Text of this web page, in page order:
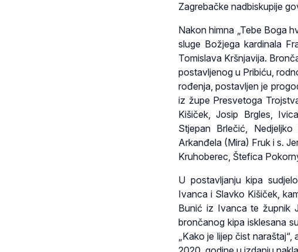
Zagrebačke nadbiskupije
Nakon himna „Tebe Boga
sluge Božjega kardinala
Tomislava Kršnjavija.
postavljenog u Pribiću,
rođenja, postavljen je
iz župe Presvetoga
Kišiček, Josip Brgles,
Stjepan Brlečić,
Arkanđela (Mira) Fruk i s.
Kruhoberec, Štefica
U postavljanju kipa
Ivanca i Slavko Kišiček,
Bunić iz Ivanca te župnik
brončanog kipa isklesana
„Kako je lijep čist